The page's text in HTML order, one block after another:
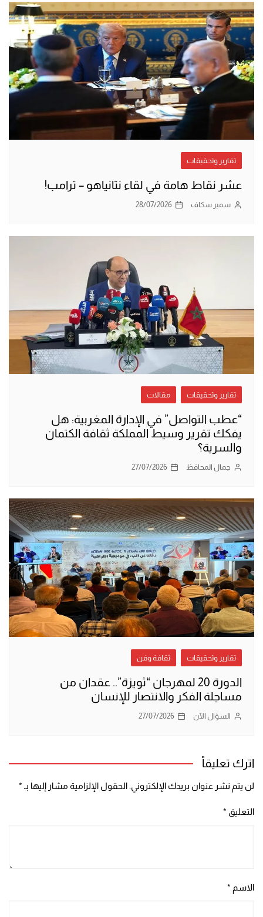
تقارير وتحقيقات
عشر نقاط هامة في لقاء نتانياهو – ترامب!
سمير سكاف 28/07/2026
تقارير وتحقيقات مقالات
“عطب التواصل” في الإدارة المغربية: هل
يفكك تقرير وسيط المملكة ثقافة الكتمان
والسرية؟
جمال المحافظ 27/07/2026
تقارير وتحقيقات ثقافة وفن
الدورة 20 لمهرجان “ثويزة”.. عقدان من
مساجلة الفكر والانتصار للإنسان
السؤال الآن 27/07/2026
اترك تعليقاً
لن يتم نشر عنوان بريدك الإلكتروني. الحقول الإلزامية مشار إليها بـ *
التعليق *
الاسم *